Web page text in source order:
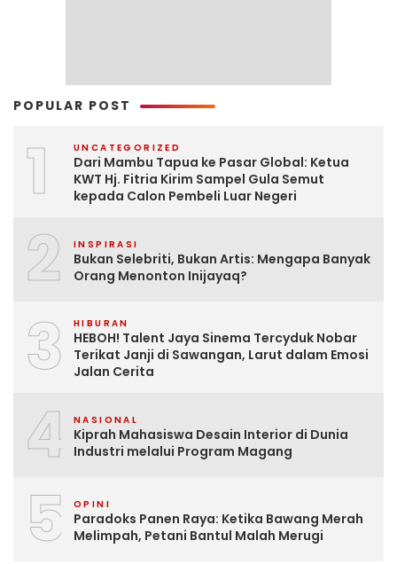
POPULAR POST
1 UNCATEGORIZED
Dari Mambu Tapua ke Pasar Global: Ketua
KWT Hj. Fitria Kirim Sampel Gula Semut
kepada Calon Pembeli Luar Negeri
2 INSPIRASI
Bukan Selebriti, Bukan Artis: Mengapa Banyak
Orang Menonton Inijayaq?
3 HIBURAN
HEBOH! Talent Jaya Sinema Tercyduk Nobar
Terikat Janji di Sawangan, Larut dalam Emosi
Jalan Cerita
4 NASIONAL
Kiprah Mahasiswa Desain Interior di Dunia
Industri melalui Program Magang
5 OPINI
Paradoks Panen Raya: Ketika Bawang Merah
Melimpah, Petani Bantul Malah Merugi